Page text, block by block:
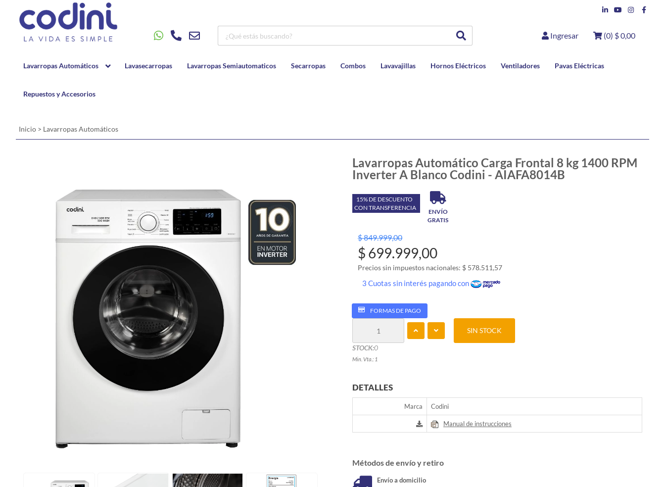
Ingresar (0) $ 0,00
Lavarropas Automáticos Lavasecarropas Lavarropas Semiautomaticos Secarropas Combos Lavavajillas Hornos Eléctricos Ventiladores Pavas Eléctricas
Repuestos y Accesorios
Inicio > Lavarropas Automáticos
Lavarropas Automático Carga Frontal 8 kg 1400 RPM
Inverter A Blanco Codini - AIAFA8014B
15% DE DESCUENTO
CON TRANSFERENCIA
ENVÍO
GRATIS
$ 849.999,00
$ 699.999,00
Precios sin impuestos nacionales: $ 578.511,57
3 Cuotas sin interés pagando con
FORMAS DE PAGO
STOCK:0
Min. Vta.: 1
SIN STOCK
DETALLES
Marca Codini
Manual de instrucciones
Métodos de envío y retiro
Envío a domicilio